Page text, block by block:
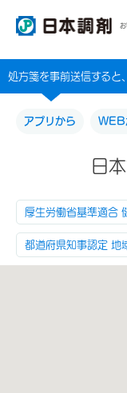
お
処方箋を事前送信すると
アプリから WEB
日
厚生労働省基準適合
都道府県知事認定 地